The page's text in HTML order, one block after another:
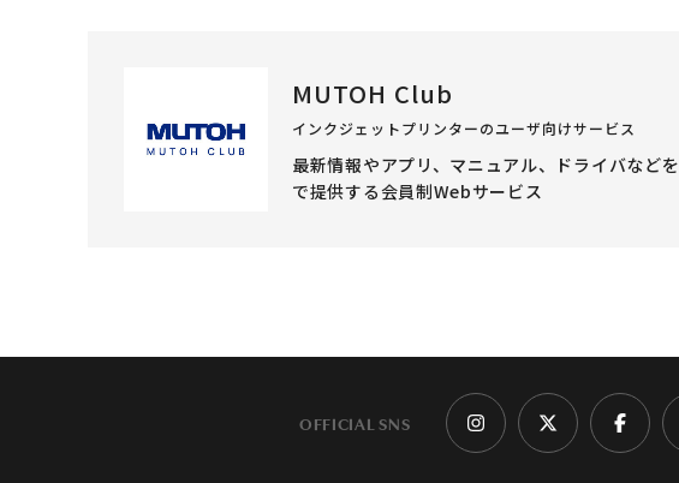
MUTOH Club
インクジェットプリンターのユーザ向けサービス
最新情報やアプリ、マニュアル、ドライバなどを
で提供する会員制Webサービス
OFFICIAL SNS